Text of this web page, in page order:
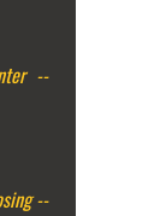
--
--